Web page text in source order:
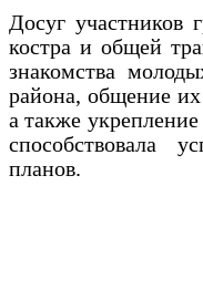
Досуг участников
костра и общей
знакомства
района, общение
а также
способствовала
планов.